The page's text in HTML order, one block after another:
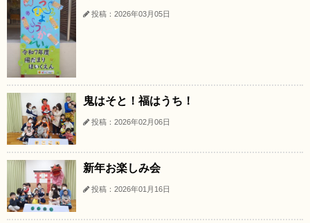
投稿：2026年03月05日
鬼はそと！福はうち！
投稿：2026年02月06日
新年お楽しみ会
投稿：2026年01月16日